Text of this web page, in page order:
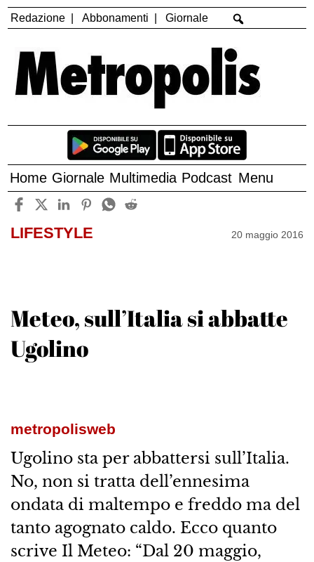
Redazione Abbonamenti Giornale
Home Giornale Multimedia Podcast Menu
LIFESTYLE 20 maggio 2016
Meteo, sull’Italia si abbatte
Ugolino
metropolisweb
Ugolino sta per abbattersi sull’Italia.
No, non si tratta dell’ennesima
ondata di maltempo e freddo ma del
tanto agognato caldo. Ecco quanto
scrive Il Meteo: “Dal 20 maggio,